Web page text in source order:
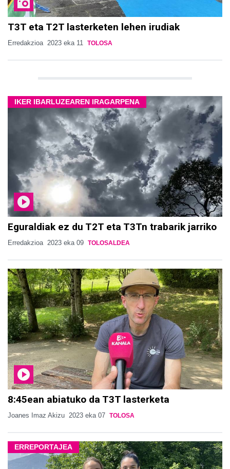
T3T eta T2T lasterketen lehen irudiak
Erredakzioa 2023 eka 11 TOLOSA
IKER IBARLUZEAREN IRAGARPENA
Eguraldiak ez du T2T eta T3Tn trabarik jarriko
Erredakzioa 2023 eka 09 TOLOSALDEA
8:45ean abiatuko da T3T lasterketa
Joanes Imaz Akizu 2023 eka 07 TOLOSA
ERREPORTAJEA